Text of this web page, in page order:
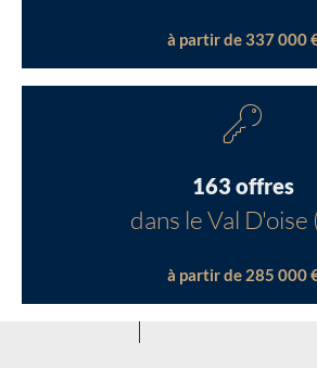
à partir de 337 000
163 offres
dans le Val D'oise
à partir de 285 000